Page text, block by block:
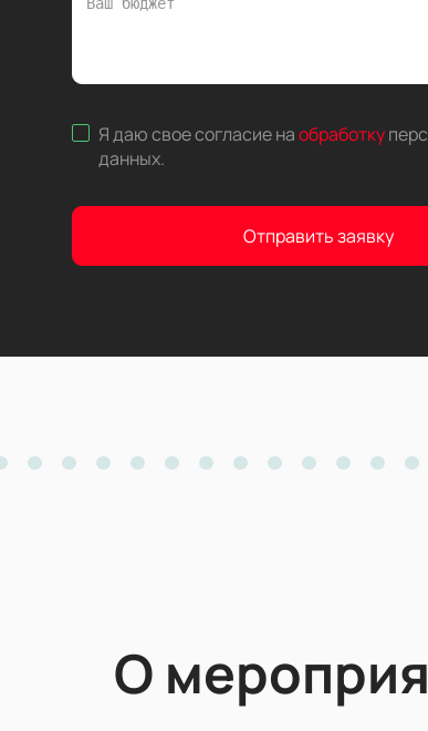
Я даю свое согласие наобработку
данных.
Отправить заявку
О